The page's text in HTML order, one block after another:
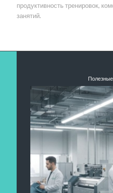
продуктивность тренировок,
занятий.